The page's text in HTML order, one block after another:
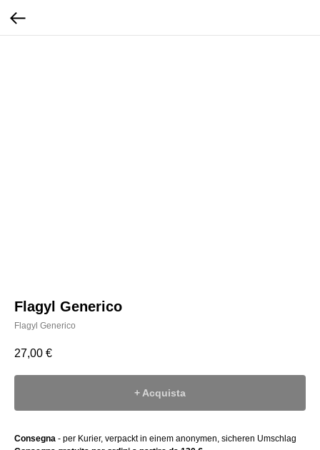
Flagyl Generico
Flagyl Generico
27,00 €
+ Acquista
Consegna - per Kurier, verpackt in einem anonymen, sicheren Umschlag